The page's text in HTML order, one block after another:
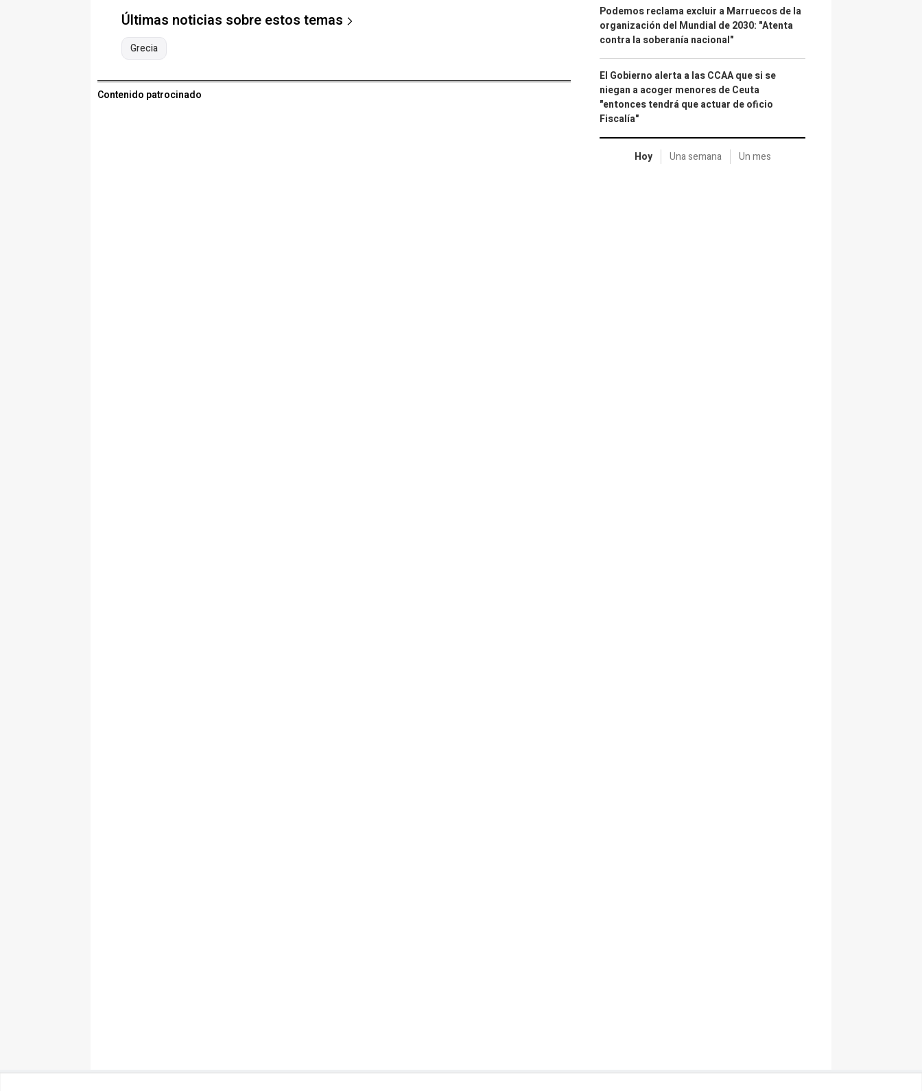
Últimas noticias sobre estos temas
Grecia
Contenido patrocinado
Podemos reclama excluir a Marruecos de la
organización del Mundial de 2030: "Atenta
contra la soberanía nacional"
El Gobierno alerta a las CCAA que si se
niegan a acoger menores de Ceuta
"entonces tendrá que actuar de oficio
Fiscalía"
Hoy Una semana Un mes